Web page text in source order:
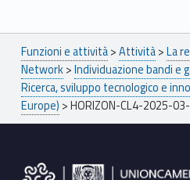
Breadcrumbs navigation
Funzioni e attività>Attività>La
Network>Individuazione bandi e
Ricerca, sviluppo tecnologico e
Europe) >HORIZON-CL4-2025-